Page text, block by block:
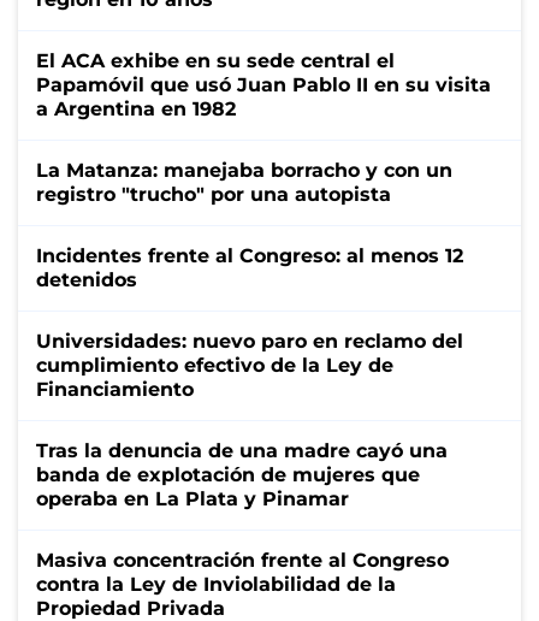
El ACA exhibe en su sede central el
Papamóvil que usó Juan Pablo II en su visita
a Argentina en 1982
La Matanza: manejaba borracho y con un
registro "trucho" por una autopista
Incidentes frente al Congreso: al menos 12
detenidos
Universidades: nuevo paro en reclamo del
cumplimiento efectivo de la Ley de
Financiamiento
Tras la denuncia de una madre cayó una
banda de explotación de mujeres que
operaba en La Plata y Pinamar
Masiva concentración frente al Congreso
contra la Ley de Inviolabilidad de la
Propiedad Privada